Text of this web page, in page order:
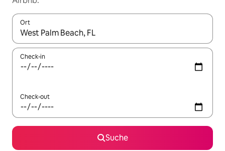
Ort
Wenn Ergebnisse verfügbar sind, navigiere mit den
Check-in
Check-out
Suche